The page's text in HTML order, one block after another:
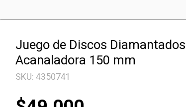
Juego de Discos
Acanaladora 150 mm
SKU:4350741